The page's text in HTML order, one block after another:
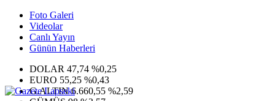
Foto Galeri
Videolar
Canlı Yayın
Günün Haberleri
DOLAR 47,74 %0,25
EURO 55,25 %0,43
G.ALTIN6.660,55 %2,59